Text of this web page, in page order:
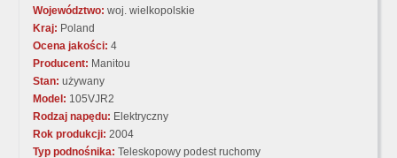
Województwo: woj. wielkopolskie
Kraj: Poland
Ocena jakości: 4
Producent: Manitou
Stan: używany
Model: 105VJR2
Rodzaj napędu: Elektryczny
Rok produkcji: 2004
Typ podnośnika: Teleskopowy podest ruchomy